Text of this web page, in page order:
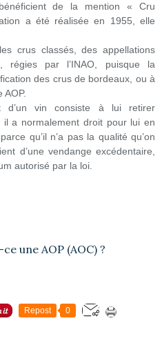
de la mention « Cru
a été réalisée en 1955, elle
crus classés, des appellations
régies par l’INAO, puisque la
des crus de bordeaux, ou à
AOP.
d’un vin consiste à lui retirer
il a normalement droit pour lui en
qu’il n’a pas la qualité qu’on
d’une vendange excédentaire,
autorisé par la loi.
Repost 0